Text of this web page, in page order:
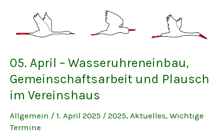
Unsere
haben
Namen
05. April – Wasseruhreneinbau,
Gemeinschaftsarbeit und Plausch
im Vereinshaus
Allgemein / 1. April 2025 / 2025, Aktuelles, Wichtige
Termine